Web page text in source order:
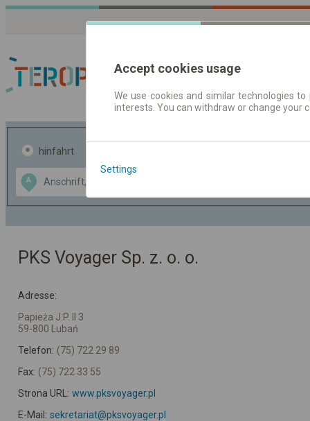
Fahrplandaten |
hinfahrt
A
Data CC-BY-SA
OpenStreetMap
GeoLite data by
PKS Voyager Sp. z. o. o.
Adresse:
Papieża J.P. II 3
59-800 Lubań
Telefon: (75) 722 29 89
Fax: (75) 722 33 55
Strona URL: www.pksvoyager.pl
E-Mail: sekretariat@pksvoyager.pl
Accept cookies usage
We use cookies and similar technologies
interests. You can withdraw or change
Settings